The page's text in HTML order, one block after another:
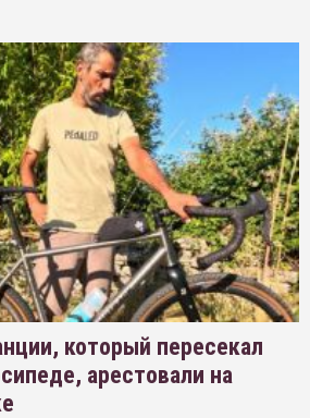
который пересекал
арестовали на